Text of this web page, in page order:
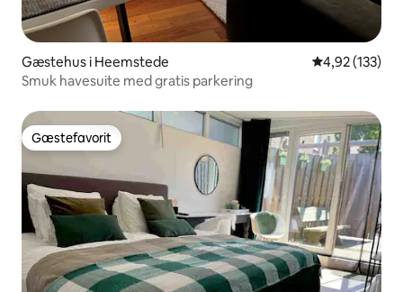
Gæstehus i Heemstede 4,92 ud af 5 i
4,92 (133)
Smuk havesuite med gratis parkering
Gæstefavorit
Gæstefavorit